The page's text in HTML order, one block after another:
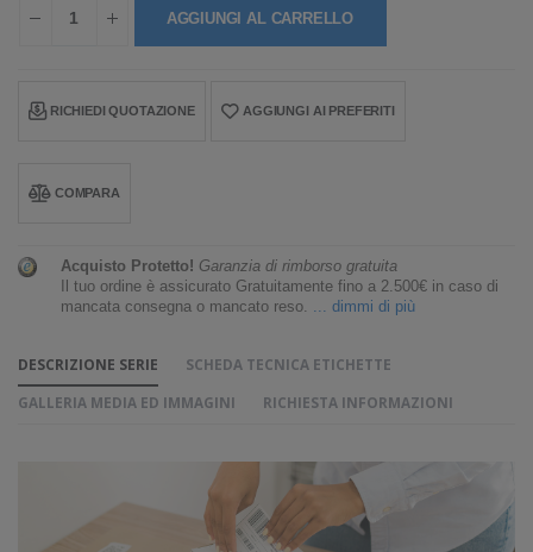
AGGIUNGI AL CARRELLO
RICHIEDI QUOTAZIONE AGGIUNGI AI PREFERITI
COMPARA
Acquisto Protetto! Garanzia di rimborso gratuita
Il tuo ordine è assicurato Gratuitamente fino a 2.500€ in caso di
mancata consegna o mancato reso. ... dimmi di più
DESCRIZIONE SERIE
SCHEDA TECNICA ETICHETTE
GALLERIA MEDIA ED IMMAGINI
RICHIESTA INFORMAZIONI